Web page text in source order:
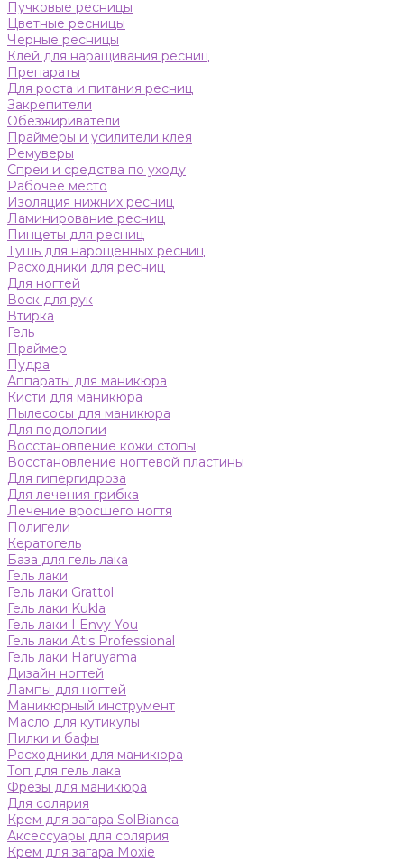
Пучковые ресницы
Цветные ресницы
Черные ресницы
Клей для наращивания ресниц
Препараты
Для роста и питания ресниц
Закрепители
Обезжириватели
Праймеры и усилители клея
Ремуверы
Спреи и средства по уходу
Рабочее место
Изоляция нижних ресниц
Ламинирование ресниц
Пинцеты для ресниц
Тушь для нарощенных ресниц
Расходники для ресниц
Для ногтей
Воск для рук
Втирка
Гель
Праймер
Пудра
Аппараты для маникюра
Кисти для маникюра
Пылесосы для маникюра
Для подологии
Восстановление кожи стопы
Восстановление ногтевой пластины
Для гипергидроза
Для лечения грибка
Лечение вросшего ногтя
Полигели
Кератогель
База для гель лака
Гель лаки
Гель лаки Grattol
Гель лаки Kukla
Гель лаки I Envy You
Гель лаки Atis Professional
Гель лаки Haruyama
Дизайн ногтей
Лампы для ногтей
Маникюрный инструмент
Масло для кутикулы
Пилки и бафы
Расходники для маникюра
Топ для гель лака
Фрезы для маникюра
Для солярия
Крем для загара SolBianca
Аксессуары для солярия
Крем для загара Moxie